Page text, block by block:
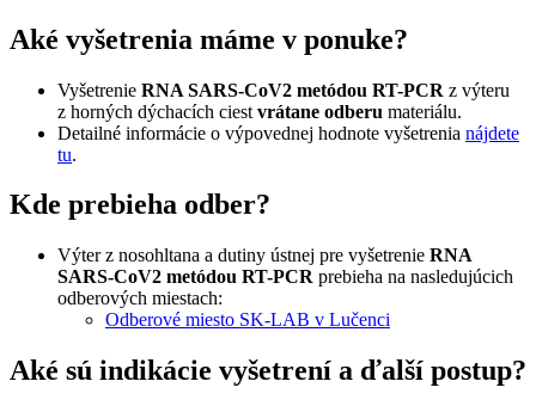
Aké vyšetrenia máme v ponuke?
Vyšetrenie RNA SARS-CoV2 metódou RT-PCR z výteru
z horných dýchacích ciest vrátane odberu materiálu.
Detailné informácie o výpovednej hodnote vyšetrenia nájdete
tu.
Kde prebieha odber?
Výter z nosohltana a dutiny ústnej pre vyšetrenie RNA
SARS-CoV2 metódou RT-PCR prebieha na nasledujúcich
odberových miestach:
Odberové miesto SK-LAB v Lučenci
Aké sú indikácie vyšetrení a ďalší postup?